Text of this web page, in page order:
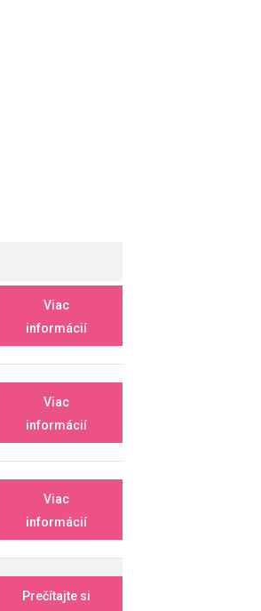
Viac
informácií
Viac
informácií
Viac
informácií
Prečítajte si